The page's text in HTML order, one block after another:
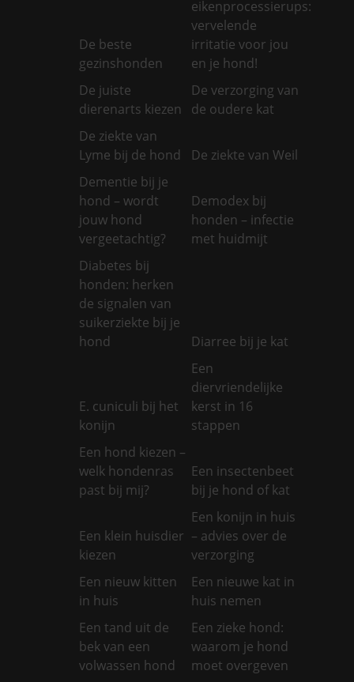
De beste
gezinshonden
eikenprocessierups:
vervelende
irritatie voor jou
en je hond!
De juiste
dierenarts kiezen
De verzorging van
de oudere kat
De ziekte van
Lyme bij de hond
De ziekte van Weil
Dementie bij je
hond – wordt
jouw hond
vergeetachtig?
Demodex bij
honden – infectie
met huidmijt
Diabetes bij
honden: herken
de signalen van
suikerziekte bij je
hond
Diarree bij je kat
E. cuniculi bij het
konijn
Een
diervriendelijke
kerst in 16
stappen
Een hond kiezen –
welk hondenras
past bij mij?
Een insectenbeet
bij je hond of kat
Een klein huisdier
kiezen
Een konijn in huis
– advies over de
verzorging
Een nieuw kitten
in huis
Een nieuwe kat in
huis nemen
Een tand uit de
bek van een
volwassen hond
Een zieke hond:
waarom je hond
moet overgeven